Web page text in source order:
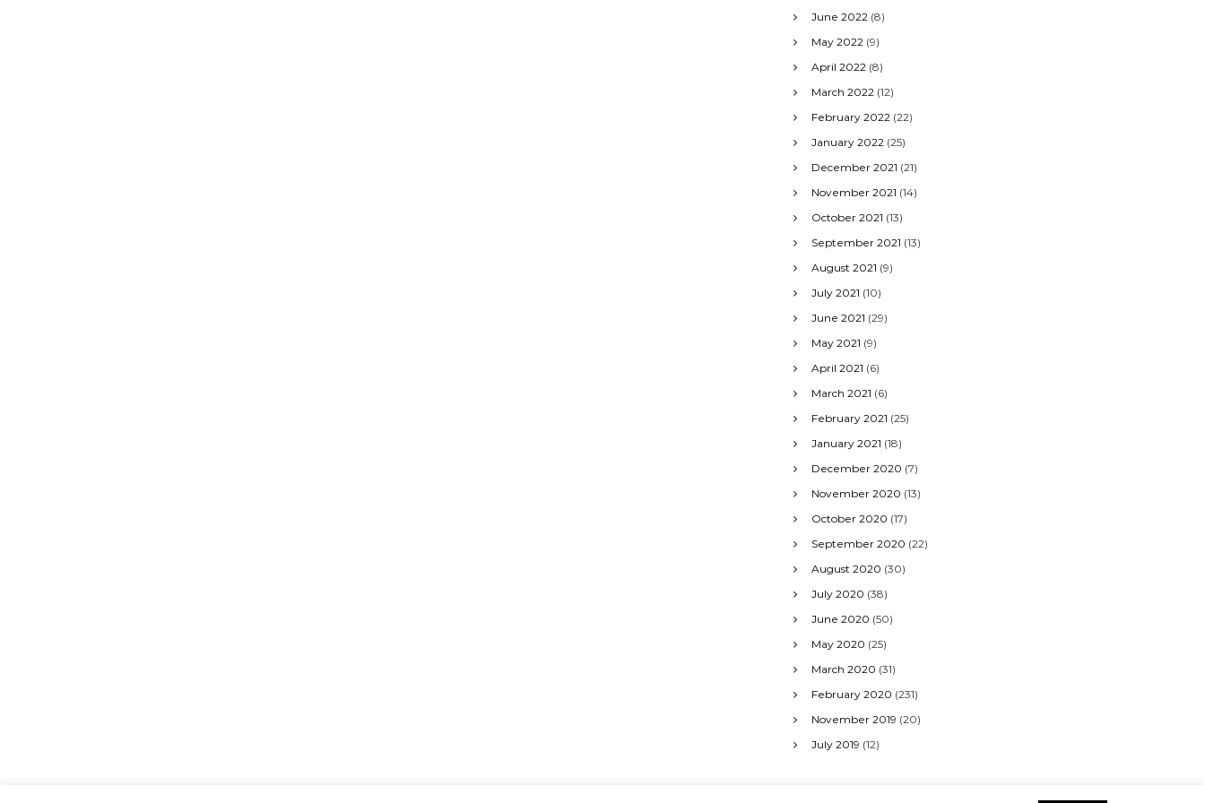
June 2022 (8)
May 2022 (9)
April 2022 (8)
March 2022 (12)
February 2022 (22)
January 2022 (25)
December 2021 (21)
November 2021 (14)
October 2021 (13)
September 2021 (13)
August 2021 (9)
July 2021 (10)
June 2021 (29)
May 2021 (9)
April 2021 (6)
March 2021 (6)
February 2021 (25)
January 2021 (18)
December 2020 (7)
November 2020 (13)
October 2020 (17)
September 2020 (22)
August 2020 (30)
July 2020 (38)
June 2020 (50)
May 2020 (25)
March 2020 (31)
February 2020 (231)
November 2019 (20)
July 2019 (12)